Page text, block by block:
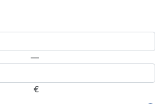
—
€